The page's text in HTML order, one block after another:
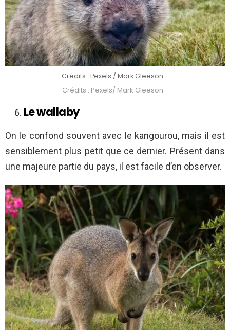
Crédits : Pexels / Mark Gleeson
Crédits : Pexels/ Mark Gleeson
Le wallaby
On le confond souvent avec le kangourou, mais il est
sensiblement plus petit que ce dernier. Présent dans
une majeure partie du pays, il est facile d’en observer.